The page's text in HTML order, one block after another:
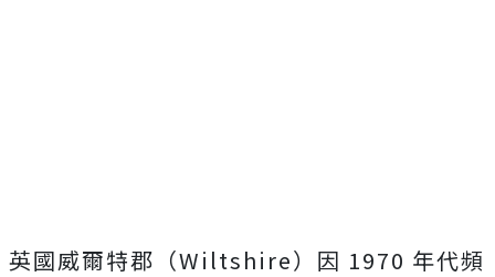
英國威爾特郡（Wiltshire）因 1970 年代頻